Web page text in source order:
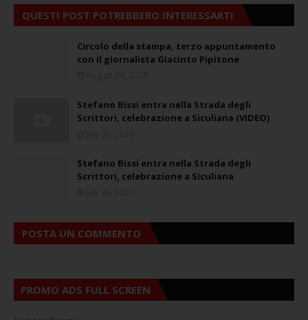
QUESTI POST POTREBBERO INTERESSARTI
Circolo della stampa, terzo appuntamento
con il giornalista Giacinto Pipitone
Stefano Bissi entra nella Strada degli
Scrittori, celebrazione a Siculiana (VIDEO)
Stefano Bissi entra nella Strada degli
Scrittori, celebrazione a Siculiana
POSTA UN COMMENTO
PROMO ADS FULL SCREEN